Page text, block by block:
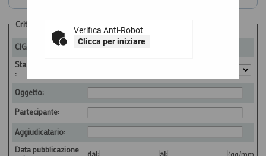
Verifica Anti-Robot
Clicca per iniziare
orizzontale, si consiglia di utilizzare le frecce destra e
sinistra della tastiera, oppure di tenere premuto lo scroll
orizzontale.
Criteri di ricerca
CIG:
Stazione appaltante
:
Oggetto:
Partecipante:
Aggiudicatario:
Data pubblicazione
dal: al: (gg/mm/